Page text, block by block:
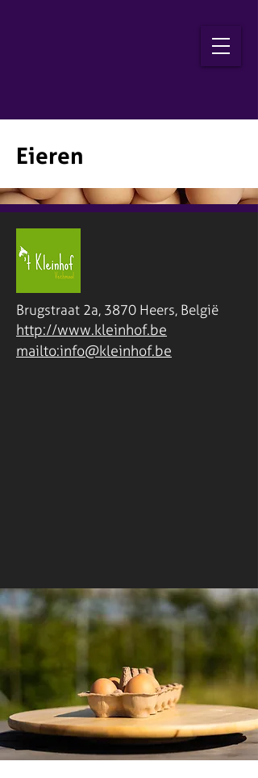
Eieren
Brugstraat 2a, 3870 Heers, België
http://www.kleinhof.be
mailto:info@kleinhof.be